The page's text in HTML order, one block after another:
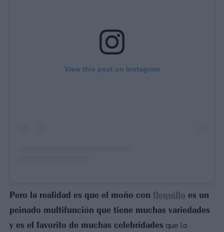
View this post on Instagram
Pero la realidad es que el moño con flequillo es un
peinado multifunción que tiene muchas variedades
y es el favorito de muchas celebridades que lo